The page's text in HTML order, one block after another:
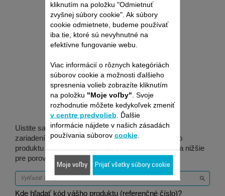
Je vhodné pre 4
produktov
Uistite sa, že je táto položka kompatibilná s vaším
zariadením / produktom. Zadajte prosím kód vášho
produktu (referenčné číslo) do vyhľadávacieho poľa nižšie
pre porovnanie.
Kde hľadať kód vášho produktu (referenčné číslo)?
kliknutím na položku "Odmietnuť
zvyšnej súbory cookie". Ak súbory
cookie odmietnete, budeme používať
iba tie, ktoré sú nevyhnutné na
efektívne fungovanie webu.
Viac informácií o rôznych kategóriách
súborov cookie a možnosti ďalšieho
spresnenia volieb zobrazíte kliknutím
na položku "Moje voľby" . Svoje
rozhodnutie môžete kedykoľvek zmeniť
v centre predvolieb . Ďalšie
informácie nájdete v našich zásadách
používania súborov cookie.
Moje voľby Prijať všetky súbory cookie